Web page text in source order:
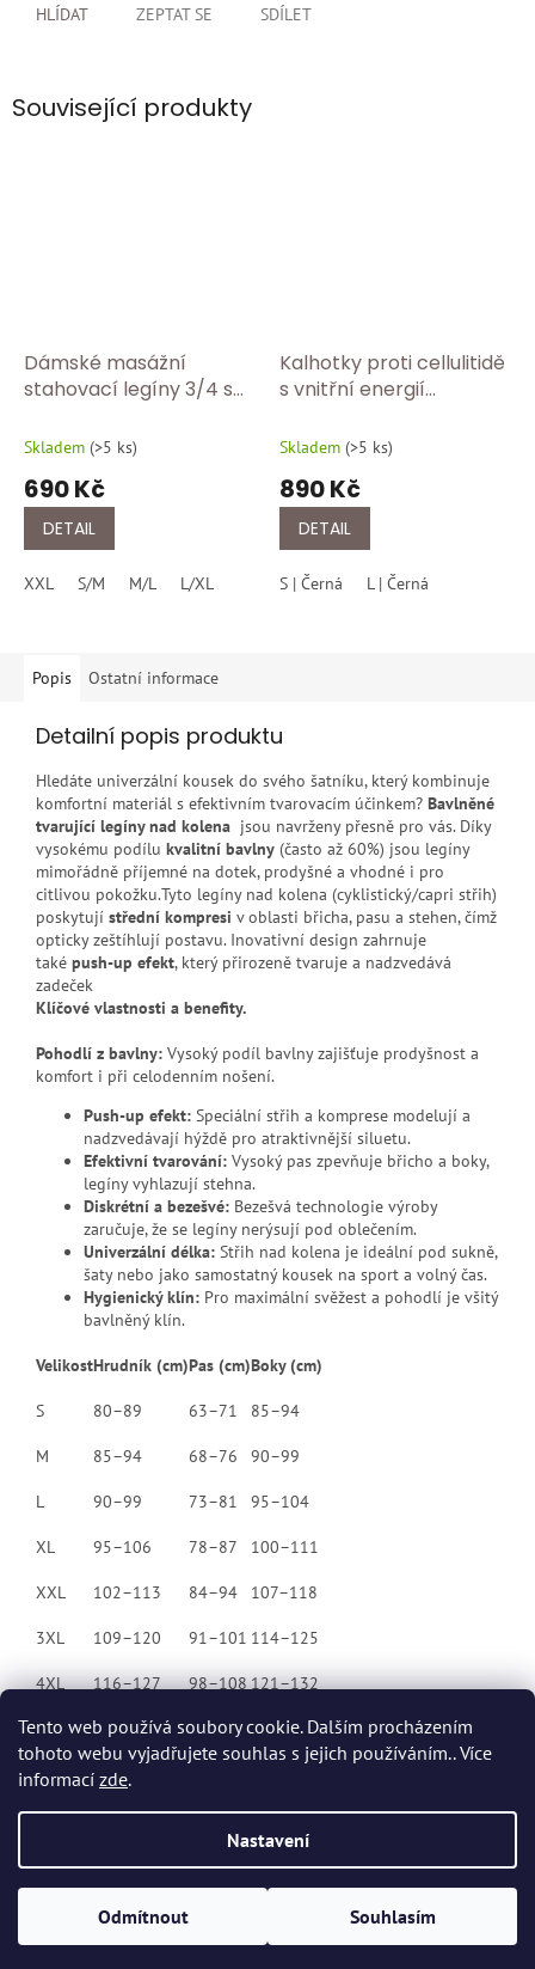
Tento web používá soubory cookie. Dalším procházením
tohoto webu vyjadřujete souhlas s jejich používáním.. Více
informací zde.
Nastavení
Odmítnout Souhlasím
ZEPTAT SE
HLÍDAT SDÍLET
Související produkty
Dámské masážní
stahovací legíny 3/4 s
anticelulitidní capri
černa
Skladem (>5 ks)
690 Kč
DETAIL
XXL S/M M/L L/XL
Kalhotky proti cellulitidě
s vnitřní energií
pasem 603Y
Skladem (>5 ks)
890 Kč
DETAIL
S | Černá L | Černá
Popis Ostatní informace
Detailní popis produktu
Hledáte univerzální kousek do svého šatníku, který kombinuje
komfortní materiál s efektivním tvarovacím účinkem? Bavlněné
tvarující legíny nad kolena jsou navrženy přesně pro vás. Díky
vysokému podílu kvalitní bavlny (často až 60%) jsou legíny
mimořádně příjemné na dotek, prodyšné a vhodné i pro
citlivou pokožku.Tyto legíny nad kolena (cyklistický/capri střih)
poskytují střední kompresi v oblasti břicha, pasu a stehen, čímž
opticky zeštíhlují postavu. Inovativní design zahrnuje
také push-up efekt, který přirozeně tvaruje a nadzvedává
zadeček
Klíčové vlastnosti a benefity.
Pohodlí z bavlny: Vysoký podíl bavlny zajišťuje prodyšnost a
komfort i při celodenním nošení.
Push-up efekt: Speciální střih a komprese modelují a
nadzvedávají hýždě pro atraktivnější siluetu.
Efektivní tvarování: Vysoký pas zpevňuje břicho a boky,
legíny vyhlazují stehna.
Diskrétní a bezešvé: Bezešvá technologie výroby
zaručuje, že se legíny nerýsují pod oblečením.
Univerzální délka: Střih nad kolena je ideální pod sukně,
šaty nebo jako samostatný kousek na sport a volný čas.
Hygienický klín: Pro maximální svěžest a pohodlí je všitý
bavlněný klín.
VelikostHrudník (cm)Pas (cm)Boky (cm)
S 80–89 63–71 85–94
M 85–94 68–76 90–99
L 90–99 73–81 95–104
XL 95–106 78–87 100–111
XXL 102–113 84–94 107–118
3XL 109–120 91–101 114–125
4XL 116–127 98–108121–132
Copyright 2026Dvort.cz - Zdravotnické potřeby. Všechna práva